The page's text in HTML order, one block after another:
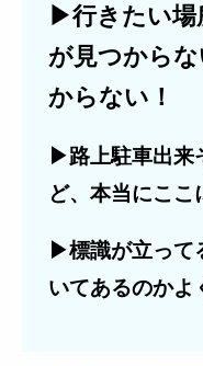
▶行きたい場
が見つから
からない！
▶路上駐車出来
ど、本当にここ
▶標識が立って
いてあるのかよ